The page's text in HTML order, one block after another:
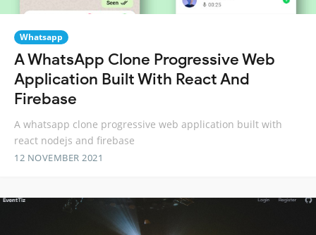
Whatsapp
A WhatsApp Clone Progressive Web
Application Built With React And
Firebase
A whatsapp clone progressive web application built with
react nodejs and firebase
12 NOVEMBER 2021